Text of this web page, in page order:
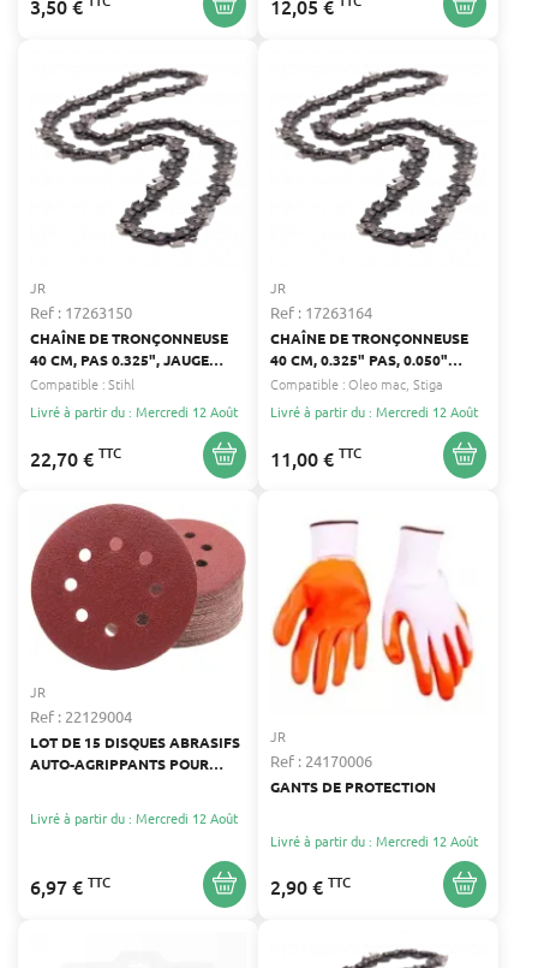
3,50 € 12,05 €
JR
Ref : 17263150
CHAÎNE DE TRONÇONNEUSE
40 CM, PAS 0.325", JAUGE
0.063" 1.6 MM POUR STIHL -
NOMBRE D'ENTRAINEURS : 67
Compatible :Stihl
Livré à partir du : Mercredi 12 Août
22,70 € TTC
JR
Ref : 17263164
CHAÎNE DE TRONÇONNEUSE
40 CM, 0.325" PAS, 0.050"
JAUGE, 64 ENTRAÎNEURS
Compatible :Oleo mac Stiga
Livré à partir du : Mercredi 12 Août
11,00 € TTC
JR
Ref : 22129004
LOT DE 15 DISQUES ABRASIFS
AUTO-AGRIPPANTS POUR
Livré à partir du : Mercredi 12 Août
6,97 € TTC
JR
Ref : 24170006
GANTS DE PROTECTION
Livré à partir du : Mercredi 12 Août
2,90 € TTC